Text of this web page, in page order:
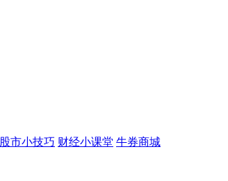
股市小技巧 财经小课堂 牛券商城